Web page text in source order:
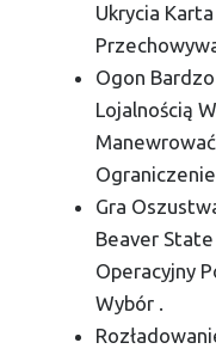
Ukrycia
Ogon
Lojalnością
Gra
Beaver
Operacyjny
Wybór .